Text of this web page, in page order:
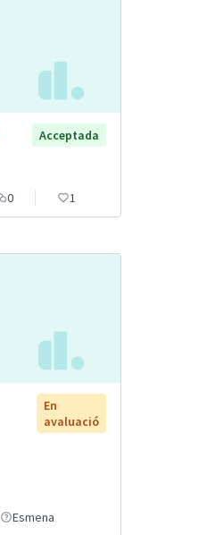
Acceptada
0 1
En
avaluació
Esmena